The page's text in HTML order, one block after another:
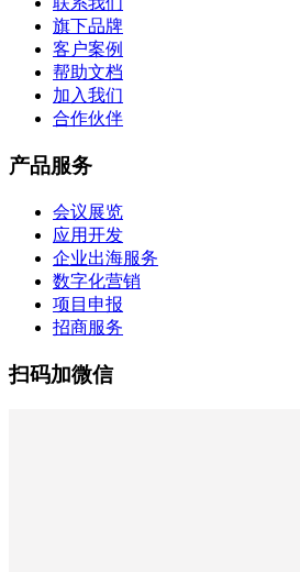
旗下品牌
客户案例
帮助文档
加入我们
合作伙伴
产品服务
会议展览
应用开发
企业出海服务
数字化营销
项目申报
招商服务
扫码加微信